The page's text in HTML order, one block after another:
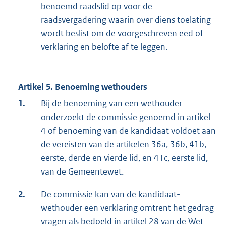
benoemd raadslid op voor de
raadsvergadering waarin over diens toelating
wordt beslist om de voorgeschreven eed of
verklaring en belofte af te leggen.
Artikel 5. Benoeming wethouders
1.
Bij de benoeming van een wethouder
onderzoekt de commissie genoemd in artikel
4 of benoeming van de kandidaat voldoet aan
de vereisten van de artikelen 36a, 36b, 41b,
eerste, derde en vierde lid, en 41c, eerste lid,
van de Gemeentewet.
2.
De commissie kan van de kandidaat-
wethouder een verklaring omtrent het gedrag
vragen als bedoeld in artikel 28 van de Wet